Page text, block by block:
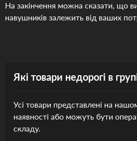
На закінчення можна сказати, що
навушників залежить від ваших
Які товари недорогі в
Усі товари представлені на
наявності або можуть бути
складу.